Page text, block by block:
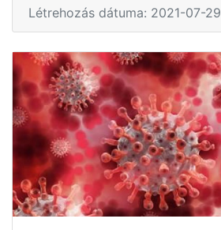
Létrehozás dátuma: 2021-07-29